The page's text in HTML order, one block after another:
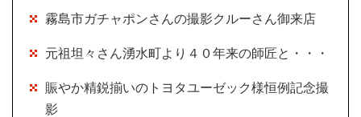
霧島市ガチャポンさんの撮影クルーさん御来店
元祖坦々さん湧水町より４０年来の師匠と・・・
賑やか精鋭揃いのトヨタユーゼック様恒例記念撮
影